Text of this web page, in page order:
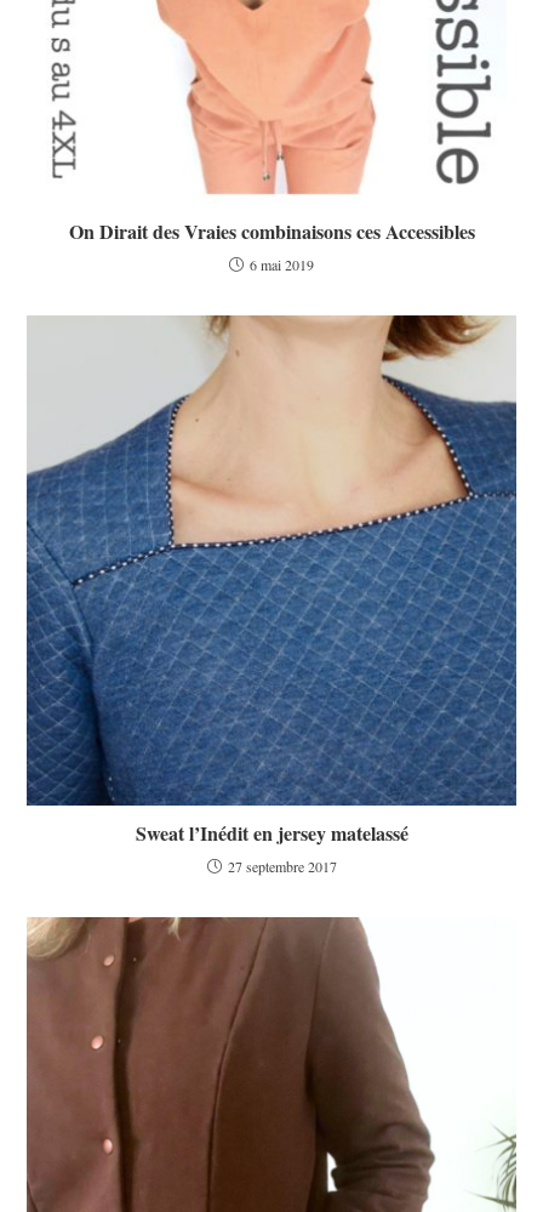
On Dirait des Vraies combinaisons ces Accessibles
6 mai 2019
Sweat l’Inédit en jersey matelassé
27 septembre 2017